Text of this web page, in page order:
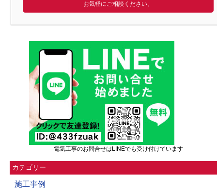
お気軽にご相談ください。
電気工事のお問合せはLINEでも受け付けています
カテゴリー
施工事例